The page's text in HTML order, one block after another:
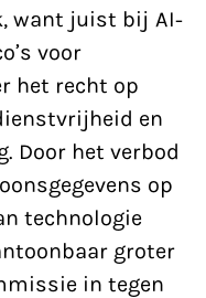
want juist bij AI-
voor
het recht op
en
Door het verbod
op
technologie
groter
in tegen